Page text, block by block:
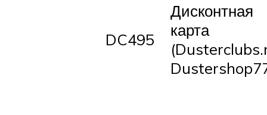
DC495
Дисконтная
карта